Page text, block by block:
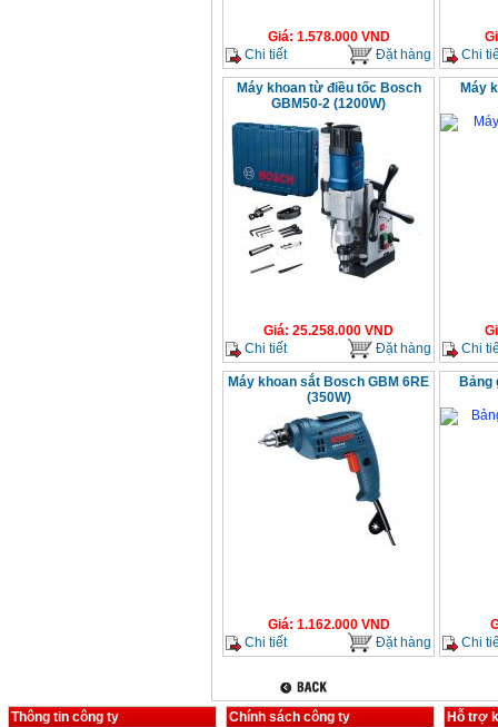
Giá: 1.578.000VND
Chi tiết
Đặt hàng
Chi
Máy khoan từ điều tốc Bosch
GBM50-2 (1200W)
Giá: 25.258.000 VND
Chi tiết
Đặt hàng
Máy
Chi
Máy khoan sắt Bosch GBM 6RE
(350W)
Giá: 1.162.000VND
Chi tiết
Đặt hàng
Bảng
Chi
Thông tin công ty
Chính sách công ty
Hỗ trợ